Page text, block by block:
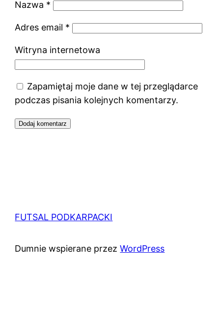
Nazwa *
Adres email *
Witryna internetowa
Zapamiętaj moje dane w tej przeglądarce
podczas pisania kolejnych komentarzy.
FUTSAL PODKARPACKI
Dumnie wspierane przezWordPress